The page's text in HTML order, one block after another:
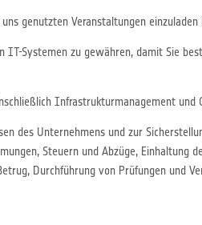
genutzten Veranstaltungen einzuladen
IT-Systemen zu gewähren, damit Sie
Infrastrukturmanagement und
des Unternehmens und zur
Steuern und Abzüge, Einhaltung
Durchführung von Prüfungen und